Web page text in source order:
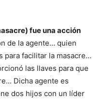
fue una acción
de la agente… quien
para facilitar la masacre…
las llaves para que
Dicha agente es
dos hijos con un líder